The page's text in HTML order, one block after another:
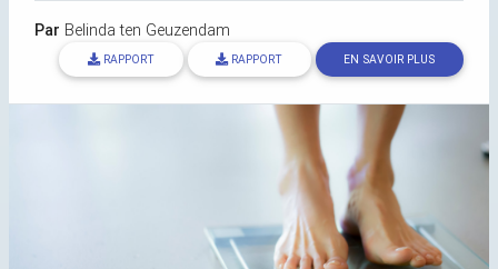
Par Belinda ten Geuzendam
RAPPORT RAPPORT EN SAVOIR PLUS